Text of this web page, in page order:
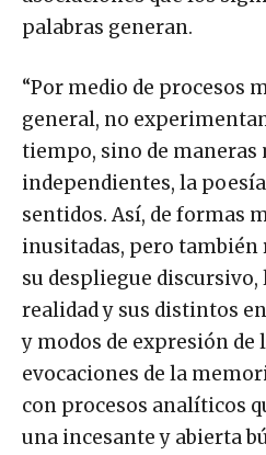
palabras generan.
“Por medio de procesos
general, no
tiempo, sino de maneras
independientes, la
sentidos. Así, de formas
inusitadas, pero también
su despliegue
realidad y sus distintos
y modos de expresión
evocaciones de la
con procesos analíticos
una incesante y abierta